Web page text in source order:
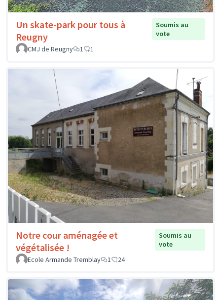
Un skate-park pour tous à
Reugny
Soumis au
vote
CMJ de Reugny
1 1
Notre cour aménagée et
végétalisée !
Soumis au
vote
Ecole Armande Tremblay
1 24